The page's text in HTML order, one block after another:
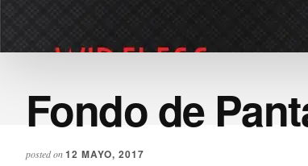
Fondo de
posted on12 MAYO, 2017